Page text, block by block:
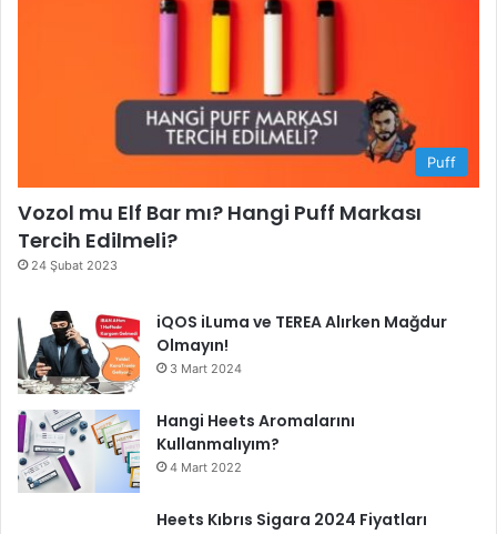
Puff
Vozol mu Elf Bar mı? Hangi Puff Markası
Tercih Edilmeli?
24 Şubat 2023
iQOS iLuma ve TEREA Alırken Mağdur
Olmayın!
3 Mart 2024
Hangi Heets Aromalarını
Kullanmalıyım?
4 Mart 2022
Heets Kıbrıs Sigara 2024 Fiyatları